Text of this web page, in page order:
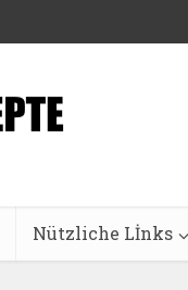
Nützliche Lİnks